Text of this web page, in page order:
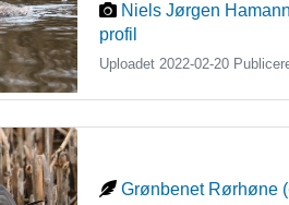
Niels Jørgen
profil
Uploadet 2022-02-20
Grønbenet Rørhøne (